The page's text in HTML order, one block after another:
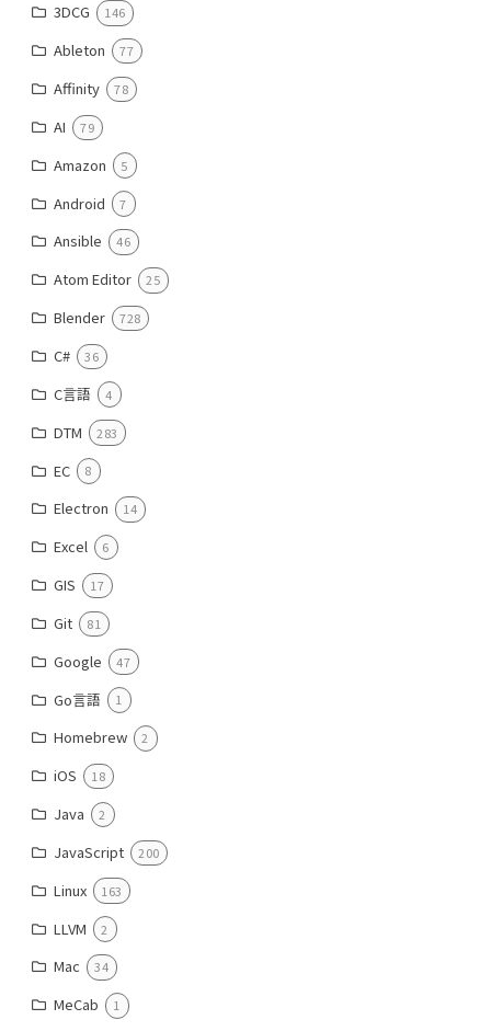
3DCG 146
Ableton 77
Affinity 78
AI 79
Amazon 5
Android 7
Ansible 46
Atom Editor 25
Blender 728
C# 36
C言語 4
DTM 283
EC 8
Electron 14
Excel 6
GIS 17
Git 81
Google 47
Go言語 1
Homebrew 2
iOS 18
Java 2
JavaScript 200
Linux 163
LLVM 2
Mac 34
MeCab 1